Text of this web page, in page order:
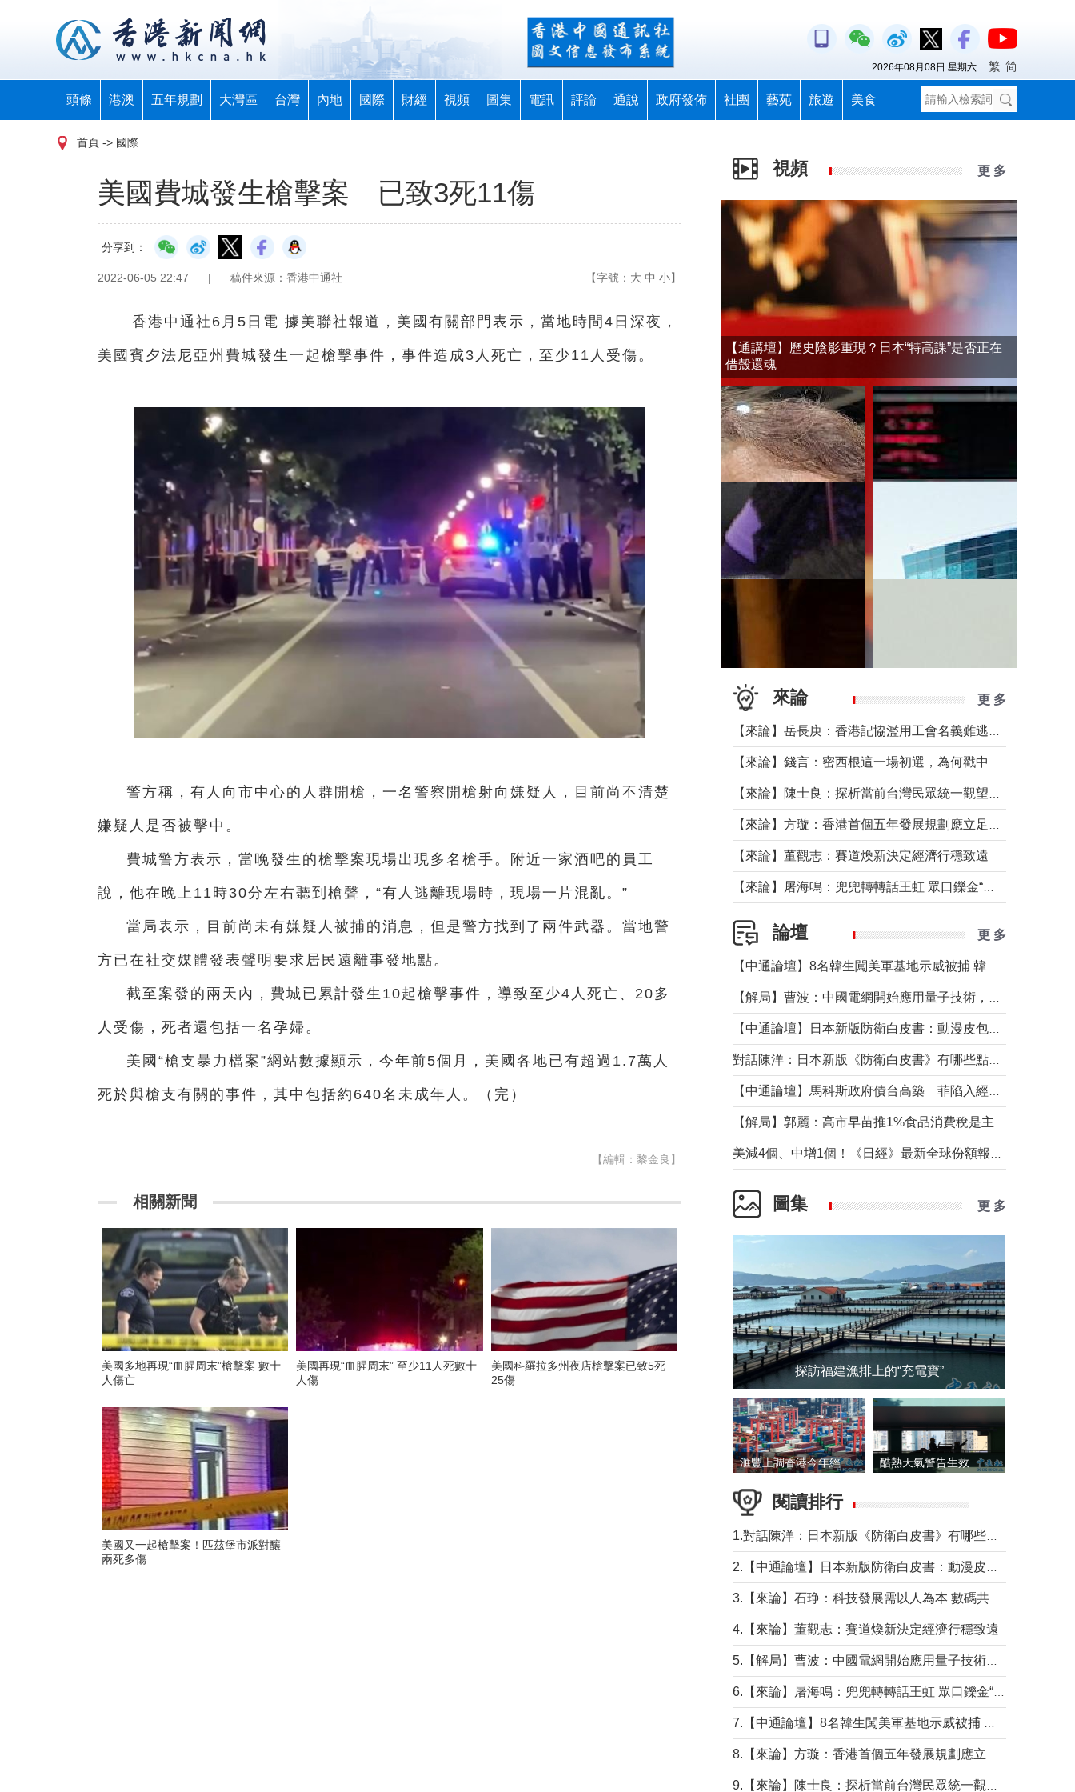
頭條 港澳 五年規劃 大灣區 台灣 內地 國際 財經 視頻 圖集 電訊 評論 通說 政府發佈 社團 藝苑 旅遊 美食
2026年08月08日 星期六 繁 简
首頁 -> 國際
美國費城發生槍擊案 已致3死11傷
分享到：
2022-06-05 22:47 | 稿件來源：香港中通社 【字號： 大 中 小】
香港中通社6月5日電 據美聯社報道，美國有關部門表示，當地時間4日深夜，
美國賓夕法尼亞州費城發生一起槍擊事件，事件造成3人死亡，至少11人受傷。
警方稱，有人向市中心的人群開槍，一名警察開槍射向嫌疑人，目前尚不清楚
嫌疑人是否被擊中。
費城警方表示，當晚發生的槍擊案現場出現多名槍手。附近一家酒吧的員工
說，他在晚上11時30分左右聽到槍聲，“有人逃離現場時，現場一片混亂。”
當局表示，目前尚未有嫌疑人被捕的消息，但是警方找到了兩件武器。當地警
方已在社交媒體發表聲明要求居民遠離事發地點。
截至案發的兩天內，費城已累計發生10起槍擊事件，導致至少4人死亡、20多
人受傷，死者還包括一名孕婦。
美國“槍支暴力檔案”網站數據顯示，今年前5個月，美國各地已有超過1.7萬人
死於與槍支有關的事件，其中包括約640名未成年人。（完）
【編輯：黎金良】
相關新聞
美國多地再現“血腥周末”槍擊案 數十
人傷亡
美國再現“血腥周末” 至少11人死數十
人傷
美國科羅拉多州夜店槍擊案已致5死
25傷
美國又一起槍擊案！匹茲堡市派對釀
兩死多傷
視頻 更 多
【通講壇】歷史陰影重現？日本“特高課”是否正在
借殼還魂
來論 更 多
【來論】董觀志：賽道煥新決定經濟行穩致遠
論壇 更 多
圖集 更 多
探訪福建漁排上的“充電寶”
滙豐上調香港今年經濟增長預測至4.5% 酷熱天氣警告生效 本港高溫持續至下周
閱讀排行
4.【來論】董觀志：賽道煥新決定經濟行穩致遠